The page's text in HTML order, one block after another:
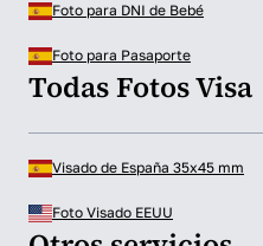
Foto para DNI de Bebé
Foto para Pasaporte
Todas Fotos Visa
Visado de España 35x45 mm
Foto Visado EEUU